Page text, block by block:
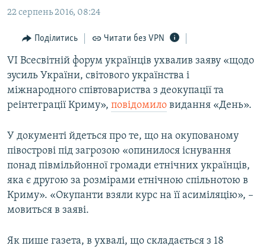
основної
навігації
Перейти
пошуку
БЛОГИ
ПОГЛЯД
ІНТЕРВ'Ю
ВСЕ ЗА ДЕНЬ
СПЕЦПРОЕКТИ
ВІДЕОУРОКИ «ELIFBE»
СВІДЧЕННЯ ОКУПАЦІЇ
УКРАЇНСЬКА ПРОБЛЕМА КРИМУ
ІНФОГРАФІКА
Русский
Qırımtatar
ДОЛУЧАЙСЯ!
22 серпень 2016, 08:24
Поділитись Читати без VPN
VI Всесвітній форум українців ухвалив заяву «щодо
зусиль України, світового українства і
міжнародного співтовариства з деокупації та
реінтеграції Криму», повідомило видання «День».
У документі йдеться про те, що на окупованому
півострові під загрозою «опинилося існування
понад півмільйонної громади етнічних українців,
яка є другою за розмірами етнічною спільнотою в
Криму». «Окупанти взяли курс на її асиміляцію», –
мовиться в заяві.
Як пише газета, в ухвалі, що складається з 18